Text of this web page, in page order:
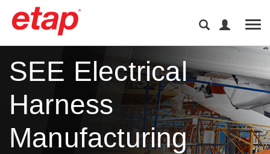
SEE Electrical
Harness
Manufacturing